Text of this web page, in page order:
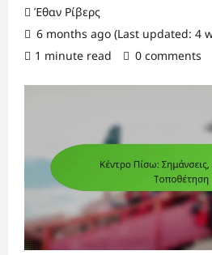
Έθαν Ρίβερς
6 months ago (Last updated: 4
1 minute read
0 comments